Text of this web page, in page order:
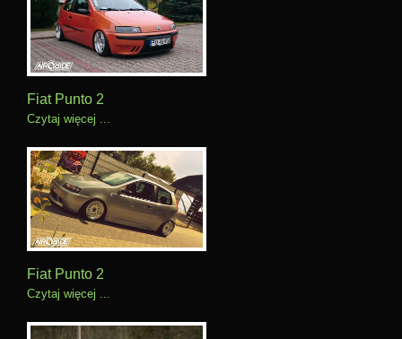
Fiat Punto 2
Czytaj więcej ...
Fiat Punto 2
Czytaj więcej ...